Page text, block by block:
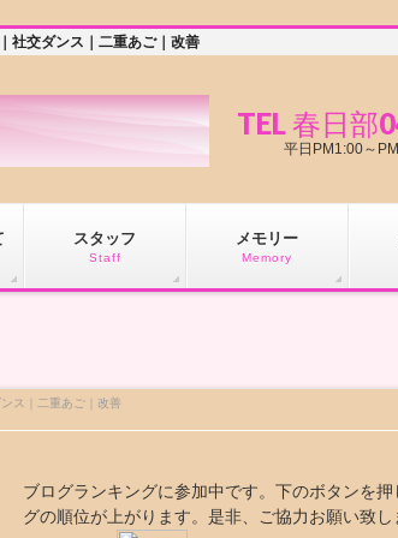
社交ダンス｜二重あご｜改善
TEL 春日
平日PM1:00～
スタッフ
Staff
メモリー
Memory
ス｜二重あご｜改善
ブログランキングに参加中です。下のボタンを
グの順位が上がります。是非、ご協力お願い致し